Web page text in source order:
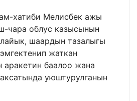
хатиби Мелисбек ажы
чара облус казысынын
шаардын тазалыгы
жаткан
аракетин баалоо жана
уюштурулганын